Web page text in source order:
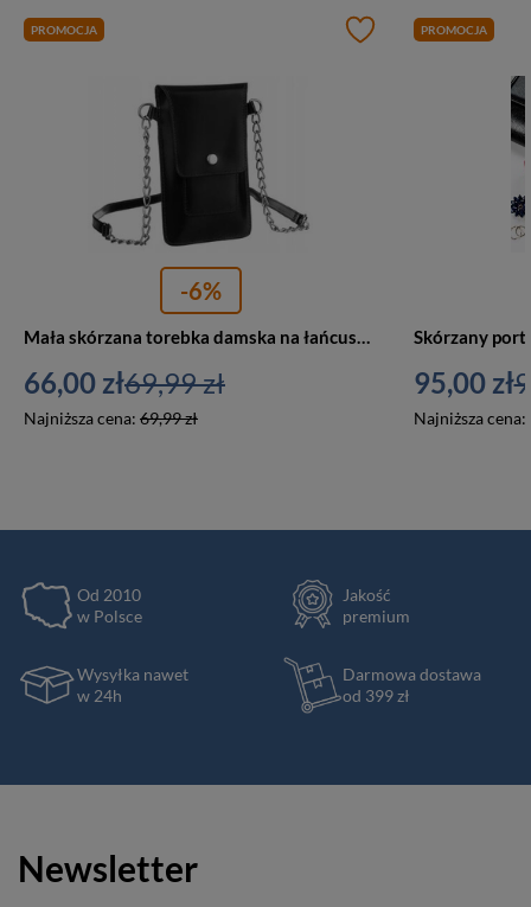
PROMOCJA
-6%
Mała skórzana torebka damska na łańcuszku czarna listonoszka - 4U Cavaldi 1642-SB
66,00 zł
Najniższa cena: 69,99 zł
69,99 zł
PROMOCJA
95,00 zł
Najniższa cena:
Od 2010
w Polsce
Jakość
premium
Wysyłka nawet
w 24h
Darmowa dostawa
od 399 zł
Newsletter